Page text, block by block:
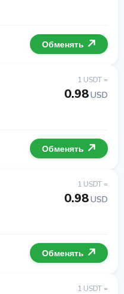
Обменять
1 USDT =
0.98USD
Обменять
1 USDT =
0.98USD
Обменять
1 USDT =